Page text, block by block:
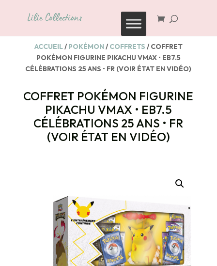
ACCUEIL/ POKÉMON / COFFRETS / COFFRET
POKÉMON FIGURINE PIKACHU VMAX • EB7.5
CÉLÉBRATIONS 25 ANS • FR (VOIR ÉTAT EN VIDÉO)
COFFRET POKÉMON FIGURINE
PIKACHU VMAX • EB7.5
CÉLÉBRATIONS 25 ANS • FR
(VOIR ÉTAT EN VIDÉO)